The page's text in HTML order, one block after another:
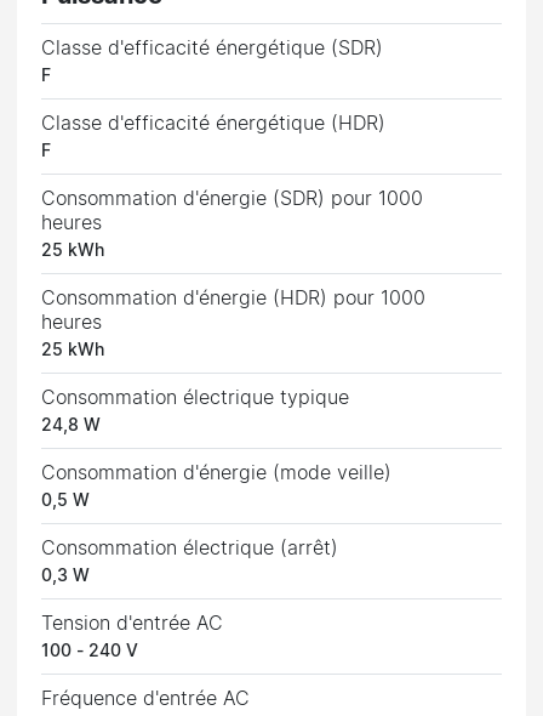
Classe d'efficacité énergétique (SDR)
F
Classe d'efficacité énergétique (HDR)
F
Consommation d'énergie (SDR) pour 1000
heures
25 kWh
Consommation d'énergie (HDR) pour 1000
heures
25 kWh
Consommation électrique typique
24,8 W
Consommation d'énergie (mode veille)
0,5 W
Consommation électrique (arrêt)
0,3 W
Tension d'entrée AC
100 - 240 V
Fréquence d'entrée AC